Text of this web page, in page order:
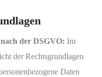
der DSGVO: Im
der Rechtsgrundlagen
Daten